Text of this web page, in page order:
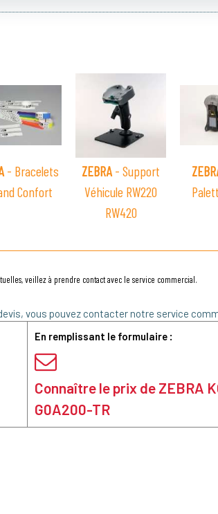
- Bracelets
Confort
ZEBRA - Support
Véhicule RW220
RW420
veillez à prendre contact avec le service commercial.
vous pouvez contacter notre service
En remplissant le formulaire :
Connaître le prix de ZEBRA
G0A200-TR